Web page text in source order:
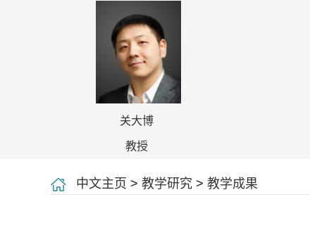
关大博
教授
中文主页 > 教学研究 > 教学成果